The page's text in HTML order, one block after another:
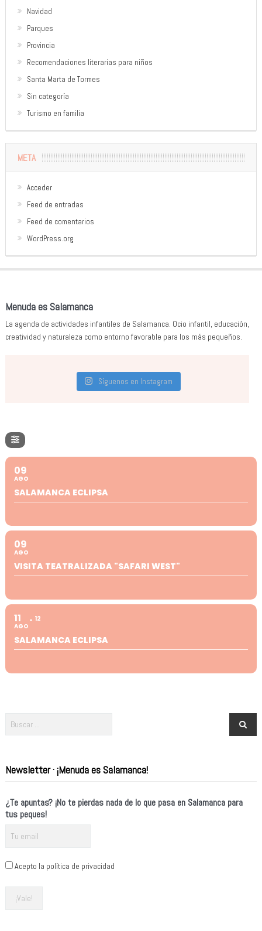
Navidad
Parques
Provincia
Recomendaciones literarias para niños
Santa Marta de Tormes
Sin categoría
Turismo en familia
META
Acceder
Feed de entradas
Feed de comentarios
WordPress.org
Menuda es Salamanca
La agenda de actividades infantiles de Salamanca. Ocio infantil, educación,
creatividad y naturaleza como entorno favorable para los más pequeños.
Síguenos en Instagram
09
AGO
SALAMANCA ECLIPSA
09
AGO
VISITA TEATRALIZADA "SAFARI WEST"
11
AGO
12
SALAMANCA ECLIPSA
Newsletter · ¡Menuda es Salamanca!
¿Te apuntas? ¡No te pierdas nada de lo que pasa en Salamanca para
tus peques!
Acepto la política de privacidad